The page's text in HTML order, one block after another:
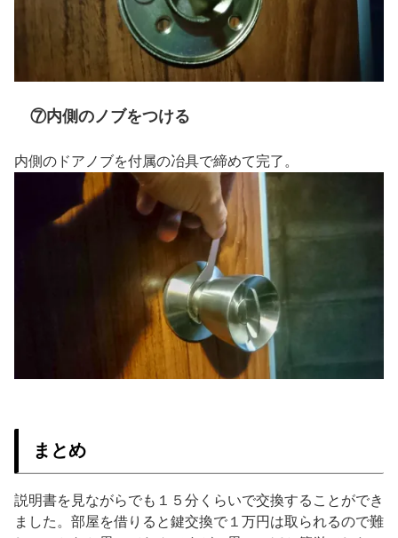
⑦内側のノブをつける
内側のドアノブを付属の冶具で締めて完了。
まとめ
説明書を見ながらでも１５分くらいで交換することができ
ました。部屋を借りると鍵交換で１万円は取られるので難